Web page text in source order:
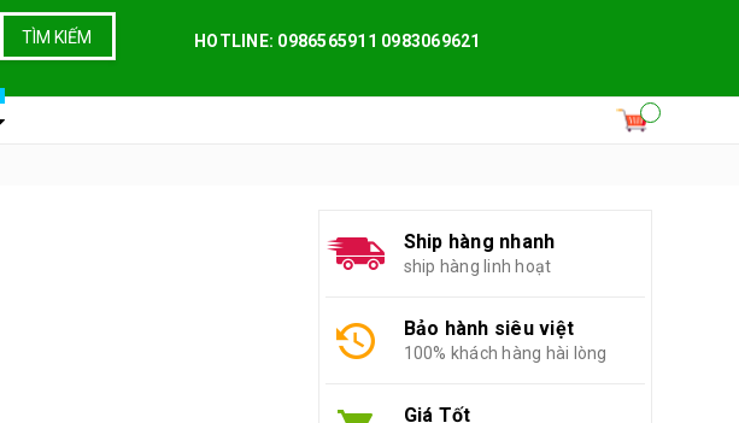
TÌM KIẾM HOTLINE: 0986565911 0983069621
Ship hàng nhanh
ship hàng linh hoạt
Bảo hành siêu việt
100% khách hàng hài lòng
Giá Tốt